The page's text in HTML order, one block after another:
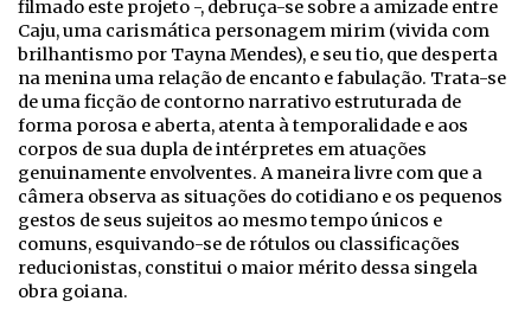
filmado este projeto -, debruça-se sobre a amizade entre
Caju, uma carismática personagem mirim (vivida com
brilhantismo por Tayna Mendes), e seu tio, que desperta
na menina uma relação de encanto e fabulação. Trata-se
de uma ficção de contorno narrativo estruturada de
forma porosa e aberta, atenta à temporalidade e aos
corpos de sua dupla de intérpretes em atuações
genuinamente envolventes. A maneira livre com que a
câmera observa as situações do cotidiano e os pequenos
gestos de seus sujeitos ao mesmo tempo únicos e
comuns, esquivando-se de rótulos ou classificações
reducionistas, constitui o maior mérito dessa singela
obra goiana.